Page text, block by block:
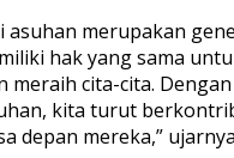
asuhan merupakan
hak yang sama
meraih cita-cita.
kita turut
depan mereka,”